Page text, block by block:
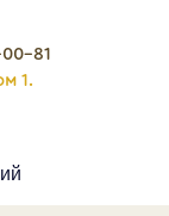
00-81
1.